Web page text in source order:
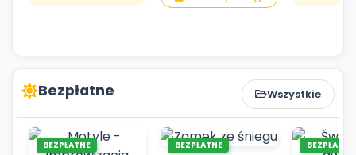
Bezpłatne Wszystkie
BEZPŁATNE BEZPŁATNE BEZPŁATNE